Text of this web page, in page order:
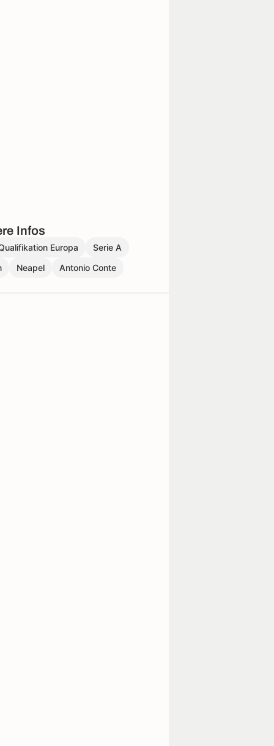
Infos
Europa
Serie A
Neapel Antonio Conte